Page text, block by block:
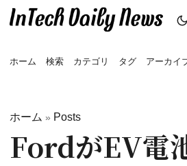
ホーム 検索 カテゴリ タグ アーカイ
ホーム » Posts
FordがEV電